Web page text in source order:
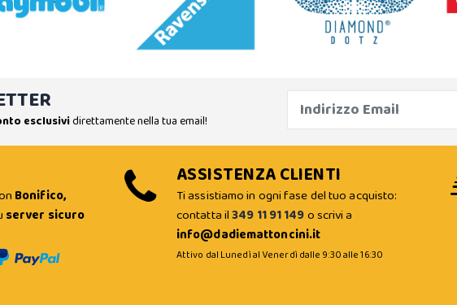
esclusividirettamente nella tua email!
Bonifico,
server sicuro
ASSISTENZA CLIENTI
Ti assistiamo in ogni fase del tuo acquisto:
contatta il349 11 91 149o scrivi a
info@dadiemattoncini.it
Attivo dal Lunedì al Venerdì dalle 9:30 alle 16:30